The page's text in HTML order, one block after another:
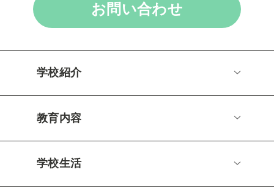
お問い合わせ
学校紹介
教育内容
学校生活